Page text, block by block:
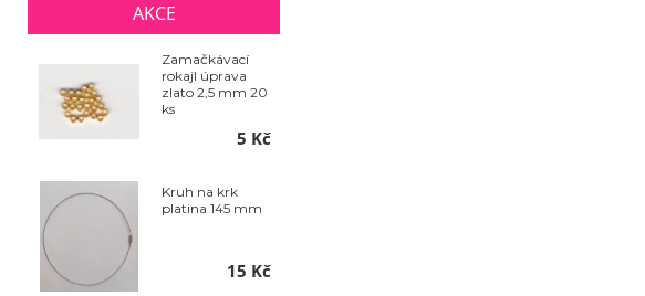
AKCE
Zamačkávací
rokajl úprava
zlato 2,5 mm 20
ks
5 Kč
Kruh na krk
platina 145 mm
15 Kč